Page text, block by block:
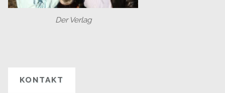
Der Verlag
KONTAKT